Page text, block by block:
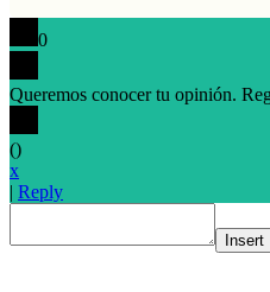
0
Queremos conocer tu opinión.
()
x
| Reply
Insert